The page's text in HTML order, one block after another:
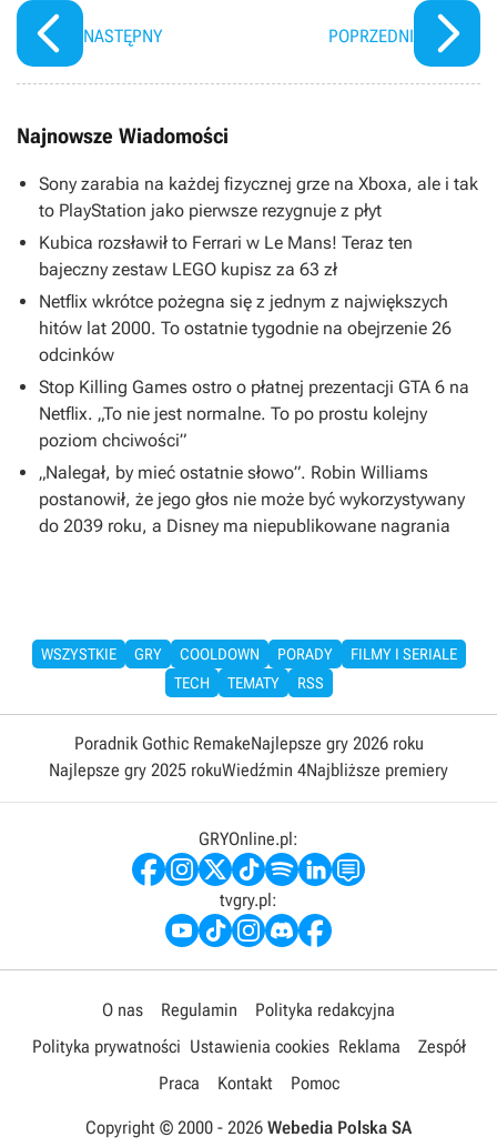
NASTĘPNY POPRZEDNI
Najnowsze Wiadomości
Sony zarabia na każdej fizycznej grze na Xboxa, ale i tak
to PlayStation jako pierwsze rezygnuje z płyt
Kubica rozsławił to Ferrari w Le Mans! Teraz ten
bajeczny zestaw LEGO kupisz za 63 zł
Netflix wkrótce pożegna się z jednym z największych
hitów lat 2000. To ostatnie tygodnie na obejrzenie 26
odcinków
Stop Killing Games ostro o płatnej prezentacji GTA 6 na
Netflix. „To nie jest normalne. To po prostu kolejny
poziom chciwości”
„Nalegał, by mieć ostatnie słowo”. Robin Williams
postanowił, że jego głos nie może być wykorzystywany
do 2039 roku, a Disney ma niepublikowane nagrania
WSZYSTKIE GRY COOLDOWN PORADY
FILMY I SERIALE
TECH
TEMATY RSS
Poradnik Gothic RemakeNajlepsze gry 2026 roku
Najlepsze gry 2025 rokuWiedźmin 4Najbliższe premiery
GRYOnline.pl:
tvgry.pl:
O nas Regulamin
Polityka redakcyjna
Polityka prywatności Ustawienia cookies Reklama
Zespół
Praca
Kontakt Pomoc
Copyright © 2000 - 2026 Webedia Polska SA